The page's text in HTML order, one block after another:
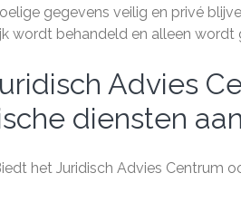
gegevens veilig en privé
wordt behandeld en alleen wordt
Advies
diensten
het Juridisch Advies Centrum